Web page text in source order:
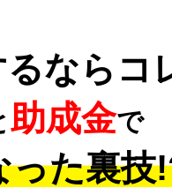
ならコ
助成金で
った裏技